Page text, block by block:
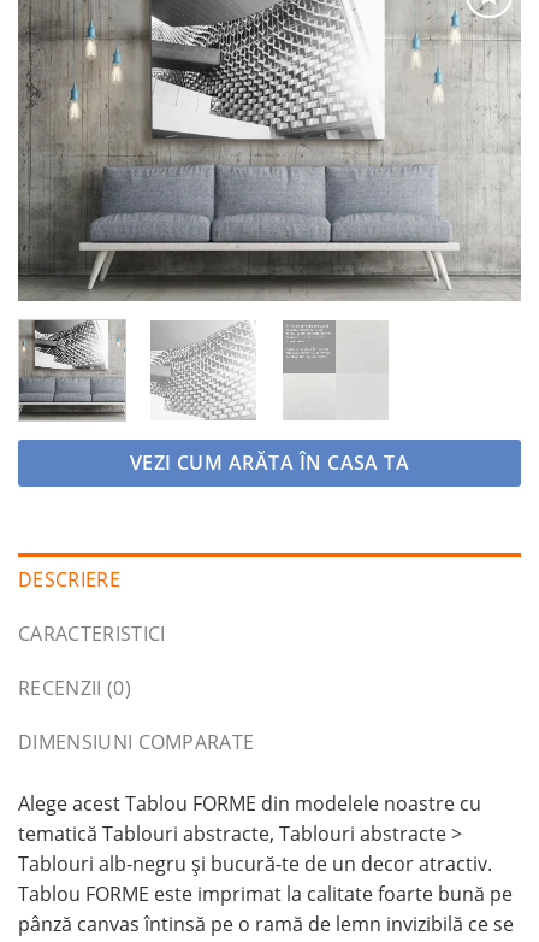
Adaugă
la
favorite
VEZI CUM ARĂTA ÎN CASA TA
DESCRIERE
CARACTERISTICI
RECENZII (0)
DIMENSIUNI COMPARATE
Alege acest Tablou FORME din modelele noastre cu
tematică Tablouri abstracte, Tablouri abstracte >
Tablouri alb-negru și bucură-te de un decor atractiv.
Tablou FORME este imprimat la calitate foarte bună pe
pânză canvas întinsă pe o ramă de lemn invizibilă ce se